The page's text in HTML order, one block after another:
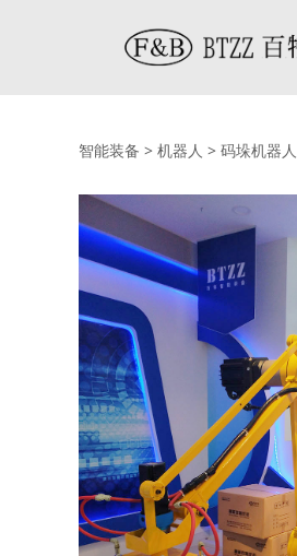
码垛机器人
智能装备 > 机器人 > 码垛机器人